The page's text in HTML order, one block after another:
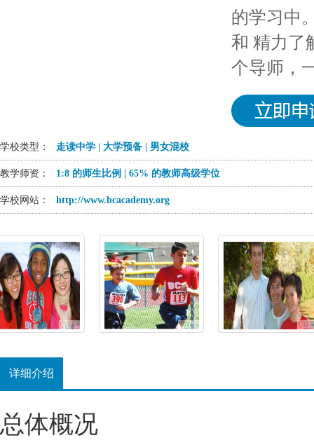
的学习中
和 精力了
个导师，
学校类型： 走读中学 | 大学预备 | 男女混校
教学师资： 1:8 的师生比例 | 65% 的教师高级学位
学校网站： http://www.bcacademy.org
详细介绍
总体概况